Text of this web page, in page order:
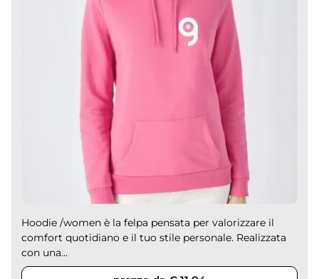
Hoodie /women è la felpa pensata per valorizzare il
comfort quotidiano e il tuo stile personale. Realizzata
con una...